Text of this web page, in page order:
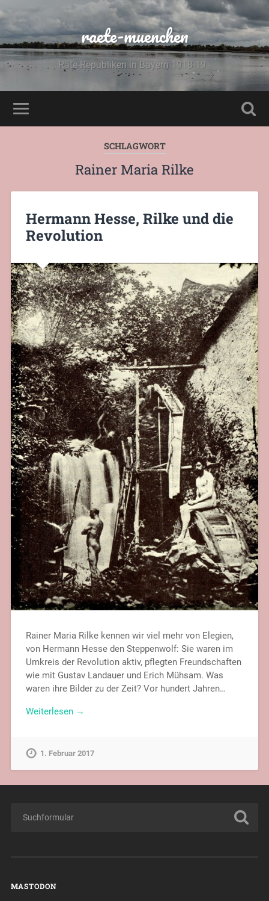
raete-muenchen
Räte-Republiken in Bayern 1918-19 -
SCHLAGWORT
Rainer Maria Rilke
Hermann Hesse, Rilke und die
Revolution
Rainer Maria Rilke kennen wir viel mehr von Elegien,
von Hermann Hesse den Steppenwolf: Sie waren im
Umkreis der Revolution aktiv, pflegten Freundschaften
wie mit Gustav Landauer und Erich Mühsam. Was
waren ihre Bilder zu der Zeit? Vor hundert Jahren…
Weiterlesen →
1. Februar 2017
MASTODON